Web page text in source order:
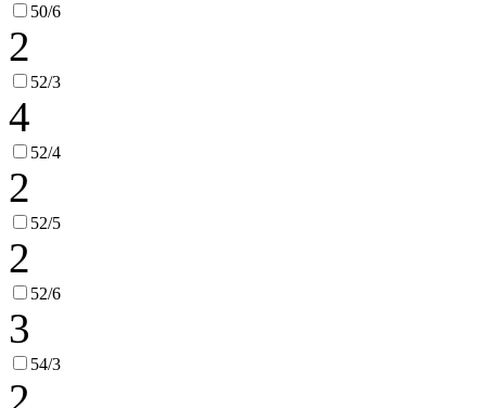
50/6
2
52/3
4
52/4
2
52/5
2
52/6
3
54/3
2